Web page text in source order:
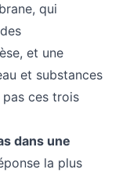
qui
et une
et substances
pas ces trois
dans une
la plus